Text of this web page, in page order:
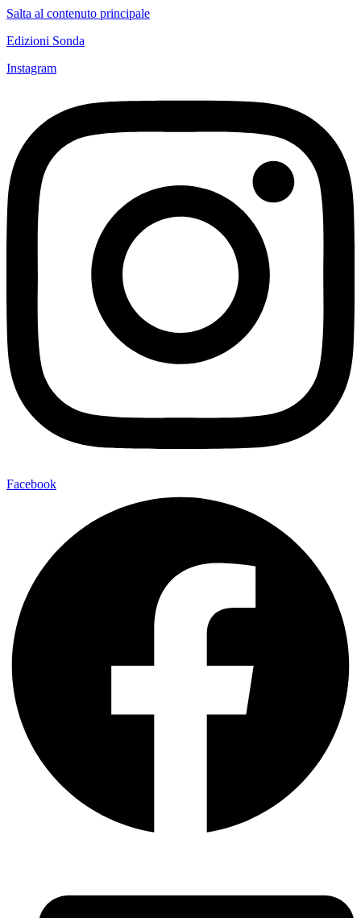
Salta al contenuto principale
Edizioni Sonda
Instagram
Facebook